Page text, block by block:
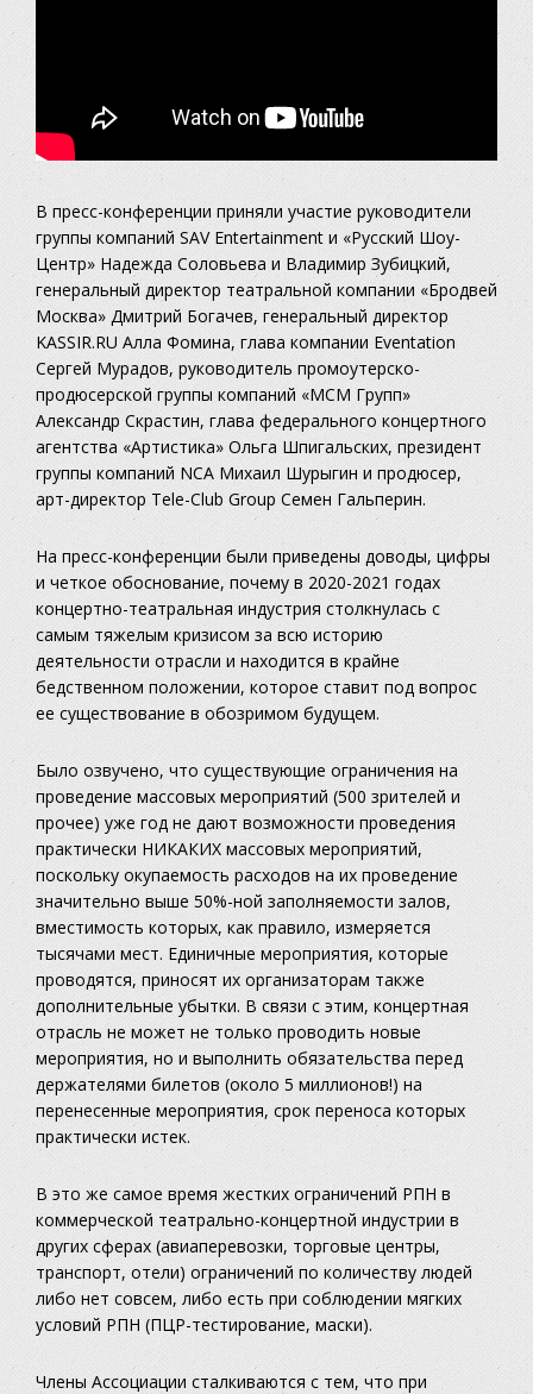
В пресс-конференции приняли участие руководители
группы компаний SAV Entertainment и «Русский Шоу-
Центр» Надежда Соловьева и Владимир Зубицкий,
генеральный директор театральной компании «Бродвей
Москва» Дмитрий Богачев, генеральный директор
KASSIR.RU Алла Фомина, глава компании Eventation
Сергей Мурадов, руководитель промоутерско-
продюсерской группы компаний «МСМ Групп»
Александр Скрастин, глава федерального концертного
агентства «Артистика» Ольга Шпигальских, президент
группы компаний NCA Михаил Шурыгин и продюсер,
арт-директор Tele-Club Group Семен Гальперин.
На пресс-конференции были приведены доводы, цифры
и четкое обоснование, почему в 2020-2021 годах
концертно-театральная индустрия столкнулась с
самым тяжелым кризисом за всю историю
деятельности отрасли и находится в крайне
бедственном положении, которое ставит под вопрос
ее существование в обозримом будущем.
Было озвучено, что существующие ограничения на
проведение массовых мероприятий (500 зрителей и
прочее) уже год не дают возможности проведения
практически НИКАКИХ массовых мероприятий,
поскольку окупаемость расходов на их проведение
значительно выше 50%-ной заполняемости залов,
вместимость которых, как правило, измеряется
тысячами мест. Единичные мероприятия, которые
проводятся, приносят их организаторам также
дополнительные убытки. В связи с этим, концертная
отрасль не может не только проводить новые
мероприятия, но и выполнить обязательства перед
держателями билетов (около 5 миллионов!) на
перенесенные мероприятия, срок переноса которых
практически истек.
В это же самое время жестких ограничений РПН в
коммерческой театрально-концертной индустрии в
других сферах (авиаперевозки, торговые центры,
транспорт, отели) ограничений по количеству людей
либо нет совсем, либо есть при соблюдении мягких
условий РПН (ПЦР-тестирование, маски).
Члены Ассоциации сталкиваются с тем, что при